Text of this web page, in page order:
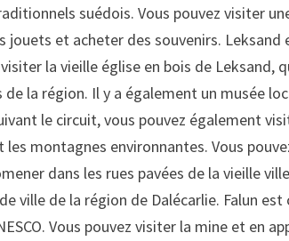
suédois. Vous pouvez visiter
jouets et acheter des souvenirs.
la vieille église en bois de
de la région. Il y a également un musée
le circuit, vous pouvez également
les montagnes environnantes. Vous
dans les rues pavées de la vieille
ville de la région de Dalécarlie. Falun
Vous pouvez visiter la mine et en